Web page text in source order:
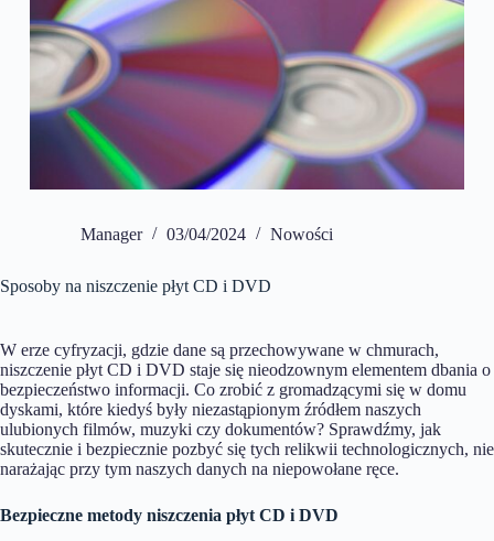
Manager 03/04/2024 Nowości
Sposoby na niszczenie płyt CD i DVD
W erze cyfryzacji, gdzie dane są przechowywane w chmurach,
niszczenie płyt CD i DVD staje się nieodzownym elementem dbania o
bezpieczeństwo informacji. Co zrobić z gromadzącymi się w domu
dyskami, które kiedyś były niezastąpionym źródłem naszych
ulubionych filmów, muzyki czy dokumentów? Sprawdźmy, jak
skutecznie i bezpiecznie pozbyć się tych relikwii technologicznych, nie
narażając przy tym naszych danych na niepowołane ręce.
Bezpieczne metody niszczenia płyt CD i DVD